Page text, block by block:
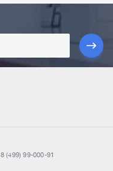
8 (499) 99-000-91